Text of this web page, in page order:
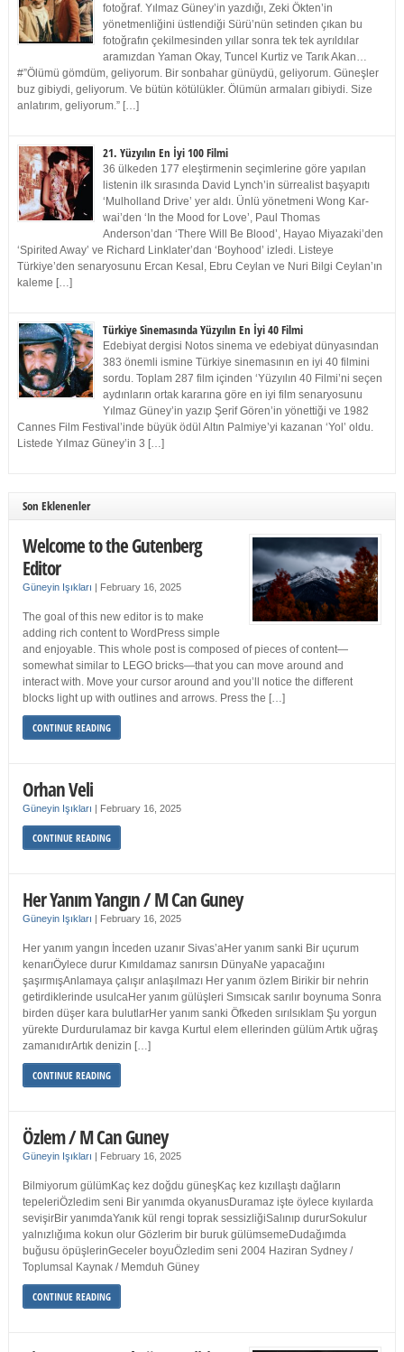
fotoğraf. Yılmaz Güney’in yazdığı, Zeki Ökten’in
yönetmenliğini üstlendiği Sürü’nün setinden çıkan bu
fotoğrafın çekilmesinden yıllar sonra tek tek ayrıldılar
aramızdan Yaman Okay, Tuncel Kurtiz ve Tarık Akan…
#”Ölümü gömdüm, geliyorum. Bir sonbahar günüydü, geliyorum. Güneşler
buz gibiydi, geliyorum. Ve bütün kötülükler. Ölümün armaları gibiydi. Size
anlatırım, geliyorum.” […]
21. Yüzyılın En İyi 100 Filmi
36 ülkeden 177 eleştirmenin seçimlerine göre yapılan
listenin ilk sırasında David Lynch’in sürrealist başyapıtı
‘Mulholland Drive’ yer aldı. Ünlü yönetmeni Wong Kar-
wai’den ‘In the Mood for Love’, Paul Thomas
Anderson’dan ‘There Will Be Blood’, Hayao Miyazaki’den
‘Spirited Away’ ve Richard Linklater’dan ‘Boyhood’ izledi. Listeye
Türkiye’den senaryosunu Ercan Kesal, Ebru Ceylan ve Nuri Bilgi Ceylan’ın
kaleme […]
Türkiye Sinemasında Yüzyılın En İyi 40 Filmi
Edebiyat dergisi Notos sinema ve edebiyat dünyasından
383 önemli ismine Türkiye sinemasının en iyi 40 filmini
sordu. Toplam 287 film içinden ‘Yüzyılın 40 Filmi’ni seçen
aydınların ortak kararına göre en iyi film senaryosunu
Yılmaz Güney’in yazıp Şerif Gören’in yönettiği ve 1982
Cannes Film Festival’inde büyük ödül Altın Palmiye’yi kazanan ‘Yol’ oldu.
Listede Yılmaz Güney’in 3 […]
Son Eklenenler
Welcome to the Gutenberg
Editor
Güneyin Işıkları | February 16, 2025
The goal of this new editor is to make
adding rich content to WordPress simple
and enjoyable. This whole post is composed of pieces of content—
somewhat similar to LEGO bricks—that you can move around and
interact with. Move your cursor around and you’ll notice the different
blocks light up with outlines and arrows. Press the […]
CONTINUE READING
Orhan Veli
Güneyin Işıkları | February 16, 2025
CONTINUE READING
Her Yanım Yangın / M Can Guney
Güneyin Işıkları | February 16, 2025
Her yanım yangın İnceden uzanır Sivas’aHer yanım sanki Bir uçurum
kenarıÖylece durur Kımıldamaz sanırsın DünyaNe yapacağını
şaşırmışAnlamaya çalışır anlaşılmazı Her yanım özlem Birikir bir nehrin
getirdiklerinde usulcaHer yanım gülüşleri Sımsıcak sarılır boynuma Sonra
birden düşer kara bulutlarHer yanım sanki Öfkeden sırılsıklam Şu yorgun
yürekte Durdurulamaz bir kavga Kurtul elem ellerinden gülüm Artık uğraş
zamanıdırArtık denizin […]
CONTINUE READING
Özlem / M Can Guney
Güneyin Işıkları | February 16, 2025
Bilmiyorum gülümKaç kez doğdu güneşKaç kez kızıllaştı dağların
tepeleriÖzledim seni Bir yanımda okyanusDuramaz işte öylece kıyılarda
sevişirBir yanımdaYanık kül rengi toprak sessizliğiSalınıp dururSokulur
yalnızlığıma kokun olur Gözlerim bir buruk gülümsemeDudağımda
buğusu öpüşlerinGeceler boyuÖzledim seni 2004 Haziran Sydney /
Toplumsal Kaynak / Memduh Güney
CONTINUE READING